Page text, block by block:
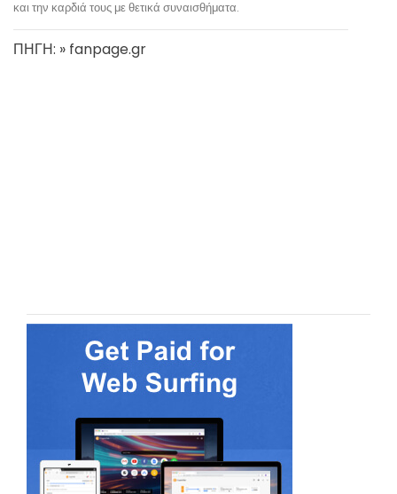
και την καρδιά τους με θετικά συναισθήματα.
ΠΗΓΗ: » fanpage.gr